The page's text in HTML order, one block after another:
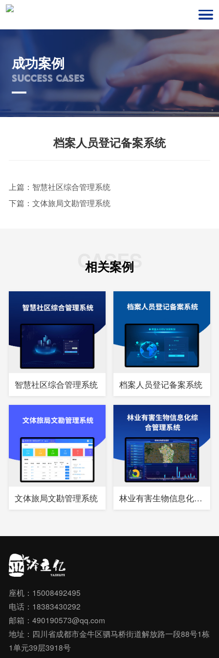
成功案例
SUCCESS CASES
档案人员登记备案系统
上篇： 智慧社区综合管理系统
下篇： 文体旅局文勘管理系统
CASES
相关案例
智慧社区综合管理系统 档案人员登记备案系统
文体旅局文勘管理系统 林业有害生物信息化综合管理系统
座机：15008492495
电话：18383430292
邮箱：490190573@qq.com
地址：四川省成都市金牛区驷马桥街道解放路一段88号1栋
1单元39层3918号